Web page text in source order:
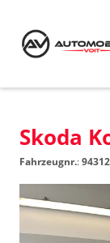
Skoda
Fahrzeugnr.:94312